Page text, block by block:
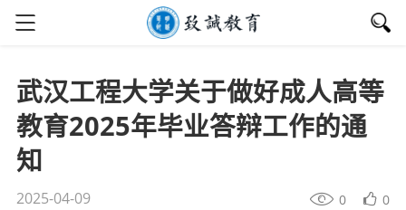
武汉工程大学关于做好成人高等
教育2025年毕业答辩工作的通
知
2025-04-09 0 0